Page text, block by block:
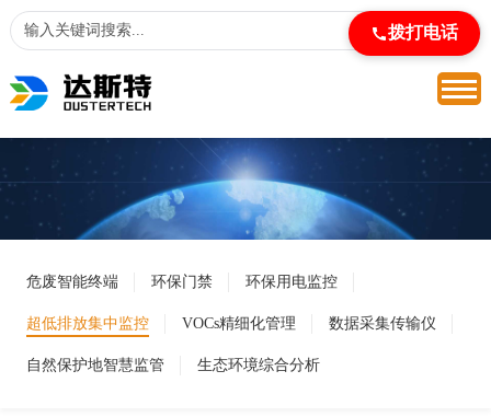
拨打电话
危废智能终端 环保门禁 环保用电监控
超低排放集中监控 VOCs精细化管理 数据采集传输仪
自然保护地智慧监管 生态环境综合分析